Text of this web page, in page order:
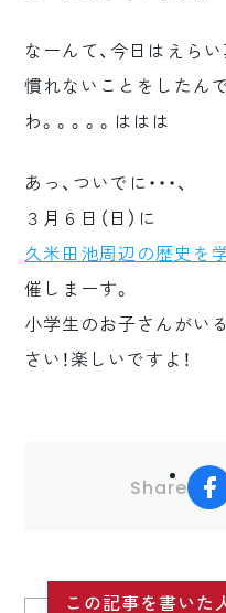
なーんて、今日はえら
慣れないことをしたん
わ。。。。。ははは
あっ、ついでに・・・、
３月６日（日）に
久米田池周辺の歴史を
催しまーす。
小学生のお子さんがい
さい！楽しいですよ！
Share
この記事を書いた